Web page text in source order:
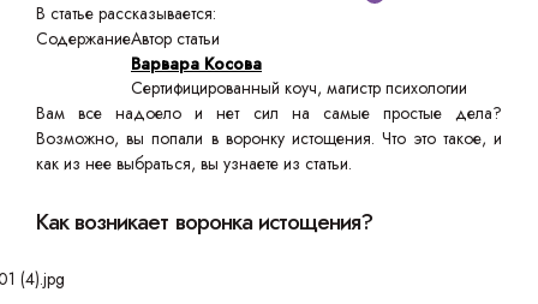
В статье рассказывается:
СодержаниеАвтор статьи
Варвара Косова
Сертифицированный коуч, магистр психологии
Вам все надоело и нет сил на самые простые дела?
Возможно, вы попали в воронку истощения. Что это такое, и
как из нее выбраться, вы узнаете из статьи.
Как возникает воронка истощения?